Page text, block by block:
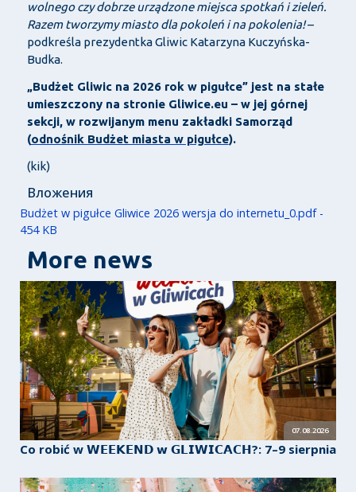
wolnego czy dobrze urządzone miejsca spotkań i zieleń.
Razem tworzymy miasto dla pokoleń i na pokolenia!–
podkreśla prezydentka Gliwic Katarzyna Kuczyńska-
Budka.
„Budżet Gliwic na 2026 rok w pigułce” jest na stałe
umieszczony na stronie Gliwice.eu – w jej górnej
sekcji, w rozwijanym menu zakładki Samorząd
(odnośnik Budżet miasta w pigułce).
(kik)
Вложения
Budżet w pigułce Gliwice 2026 wersja do internetu_0.pdf -
454 KB
More news
07.08.2026
Co robić w 𝗪𝗘𝗘𝗞𝗘𝗡𝗗 𝘄 𝗚𝗟𝗜𝗪𝗜𝗖𝗔𝗖𝗛?: 7–9 sierpnia